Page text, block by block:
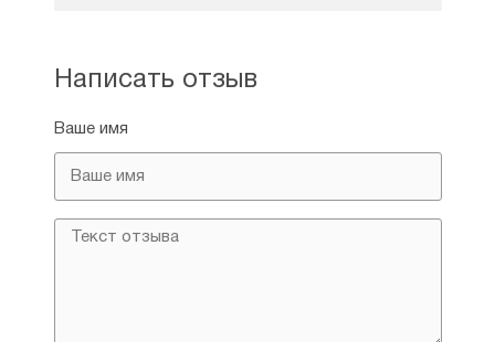
Межрегионального общественного фонда
культуры «Основы православной
культуры». Член Союза писателей России.
русской культуры.
Написать отзыв
Ваше имя